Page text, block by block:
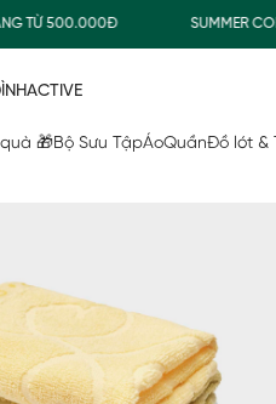
500.000Đ SUMMER
ACTIVE
🎁Bộ Sưu TậpÁoQuầnĐồ lót &